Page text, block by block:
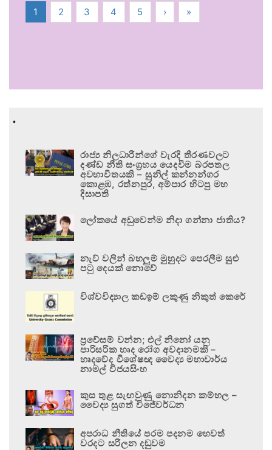
1 2 3 4 5 › »
.
රාජ්‍ය නිලධාරීන්ගේ වැරදි තීරණවලට
දණ්ඩ නීති සංග්‍රහය යෙදවීම බරපතල
අවභාවිතයකි – සුනිල් කන්නන්ගර
කොළඹ, රත්නපුර, අම්පාර හිටපු මහ
දිසාපති
ලෝකයේ අඩුවෙන්ම නිදා ගන්නා ජාතිය?
නැව් වලින් බහලුම් මුහුදට පෙරලීම සුළු
පටු දෙයක් නොවේ
විශ්වවිද්‍යාල කඩඉම් ලකුණු නිකුත් කෙරේ
ප්‍රවේසම් වන්න; එල් නිනෝ යනු
පාරිසරික හෘද රෝග අවදානමකි –
හෘදවේද විශේෂඥ වෛද්‍ය මහාචාර්ය
නාමල් විජයසිංහ
කුස තුළ සැඟවුණු නොනිදන කම්හල –
වෛද්‍ය සුගත් විජේවර්ධන
අපරාධ නීතියේ පරම පදනම හෙවත්
වරදට සරිලන දඬුවම